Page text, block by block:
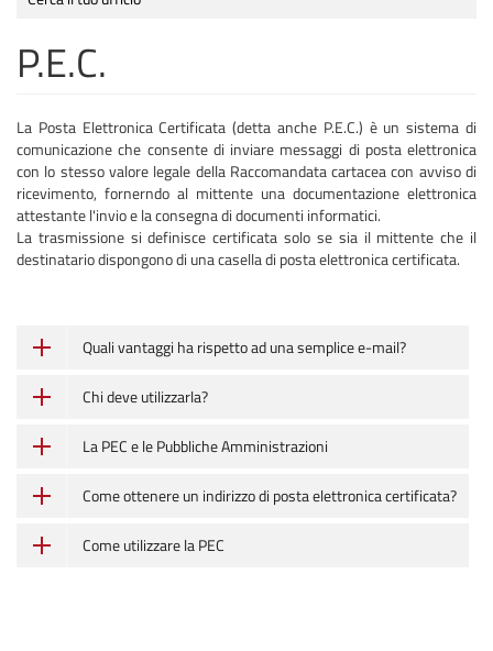
P.E.C.
La Posta Elettronica Certificata (detta anche P.E.C.) è un sistema di
comunicazione che consente di inviare messaggi di posta elettronica
con lo stesso valore legale della Raccomandata cartacea con avviso di
ricevimento, fornerndo al mittente una documentazione elettronica
attestante l'invio e la consegna di documenti informatici.
La trasmissione si definisce certificata solo se sia il mittente che il
destinatario dispongono di una casella di posta elettronica certificata.
Quali vantaggi ha rispetto ad una semplice e-mail?
Chi deve utilizzarla?
La PEC e le Pubbliche Amministrazioni
Come ottenere un indirizzo di posta elettronica certificata?
Come utilizzare la PEC